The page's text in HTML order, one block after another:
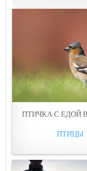
ПТИЧКА С ЕДОЙ
ПТИЦЫ